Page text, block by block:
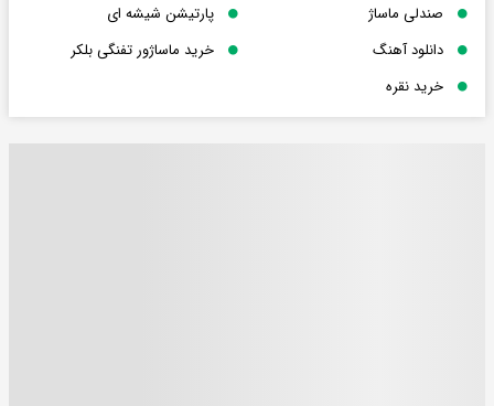
صندلی ماساژ
پارتیشن شیشه ای
دانلود آهنگ
خرید ماساژور تفنگی بلکر
خرید نقره